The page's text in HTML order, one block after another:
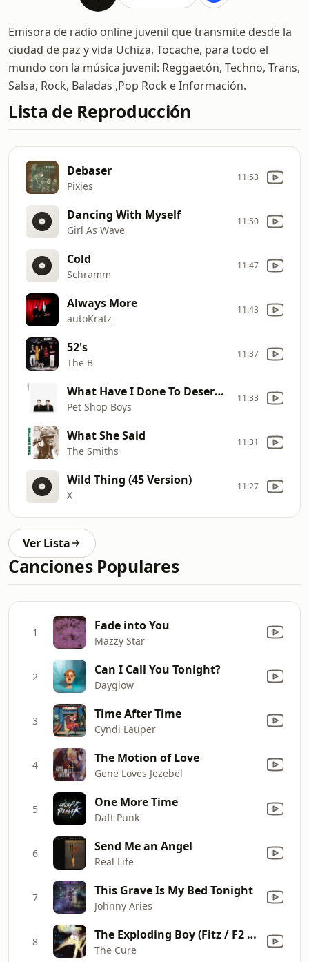
Emisora de radio online juvenil que transmite desde la
ciudad de paz y vida Uchiza, Tocache, para todo el
mundo con la música juvenil: Reggaetón, Techno, Trans,
Salsa, Rock, Baladas ,Pop Rock e Información.
Lista de Reproducción
Debaser
Pixies
11:53
Dancing With Myself
Girl As Wave
11:50
Cold
Schramm
11:47
Always More
autoKratz
11:43
52's
The B
11:37
What Have I Done To Deserve This? (With Dusty Springfield) (2001 Remastered Version)
Pet Shop Boys
11:33
What She Said
The Smiths
11:31
Wild Thing (45 Version)
X
11:27
Ver Lista
Canciones Populares
1 Fade into You
Mazzy Star
2 Can I Call You Tonight?
Dayglow
3 Time After Time
Cyndi Lauper
4 The Motion of Love
Gene Loves Jezebel
5 One More Time
Daft Punk
6 Send Me an Angel
Real Life
7 This Grave Is My Bed Tonight
Johnny Aries
8 The Exploding Boy (Fitz / F2 Studios Demo 2/85)
The Cure